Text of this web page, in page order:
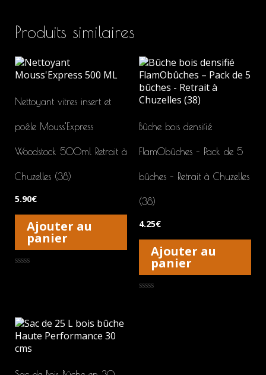
Produits similaires
Nettoyant vitres insert et
poêle Mouss’Express
Woodstock 500ml Retrait à
Chuzelles (38)
5.90€
Ajouter au
panier
Bûche bois densifié
FlamObûches – Pack de 5
bûches – Retrait à Chuzelles
(38)
4.25€
Ajouter au
panier